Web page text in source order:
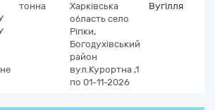
тонна
Харківська
область село
Ріпки,
Богодухівський
район
вул.Курортна ,1
по 01-11-2026
Вугілля